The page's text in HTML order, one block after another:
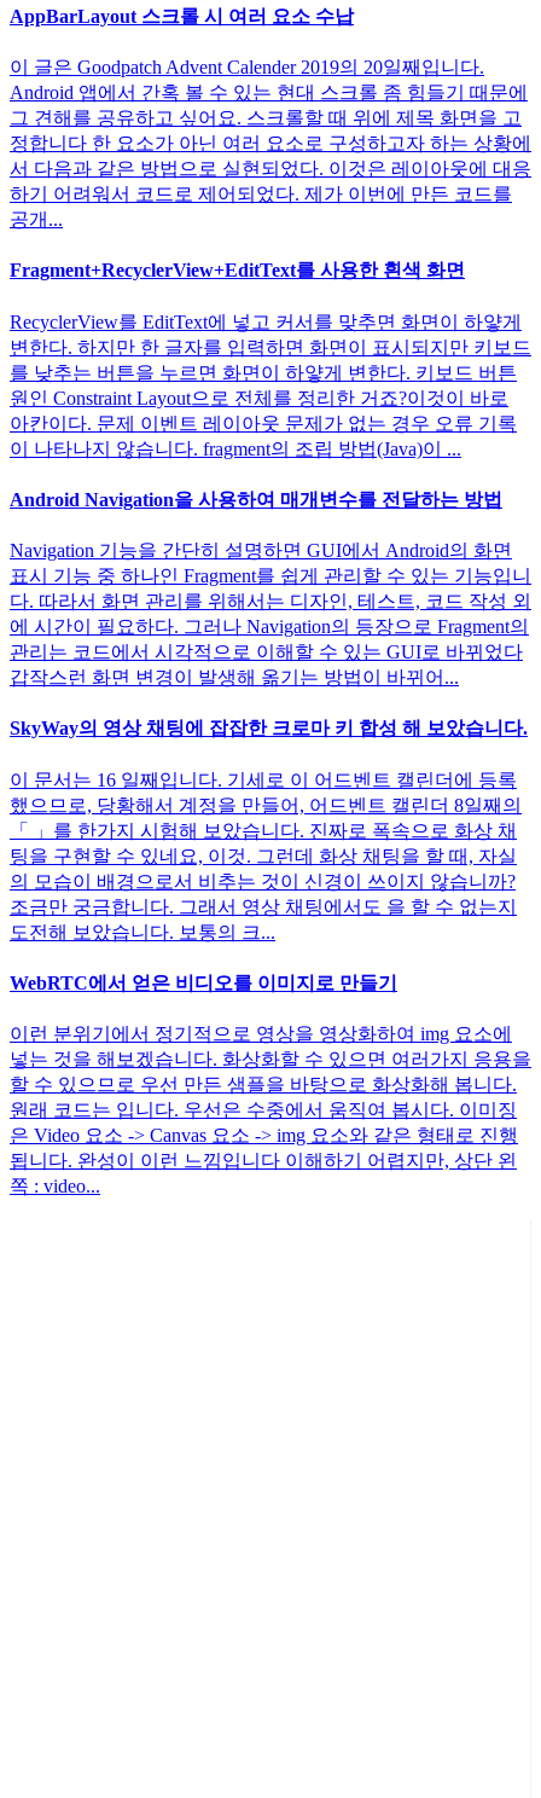
AppBarLayout 스크롤 시 여러 요소 수납
이 글은 Goodpatch Advent Calender 2019의 20일째입니다.
Android 앱에서 간혹 볼 수 있는 현대 스크롤 좀 힘들기 때문에
그 견해를 공유하고 싶어요. 스크롤할 때 위에 제목 화면을 고
정합니다 한 요소가 아닌 여러 요소로 구성하고자 하는 상황에
서 다음과 같은 방법으로 실현되었다. 이것은 레이아웃에 대응
하기 어려워서 코드로 제어되었다. 제가 이번에 만든 코드를
공개...
Fragment+RecyclerView+EditText를 사용한 흰색 화면
RecyclerView를 EditText에 넣고 커서를 맞추면 화면이 하얗게
변한다. 하지만 한 글자를 입력하면 화면이 표시되지만 키보드
를 낮추는 버튼을 누르면 화면이 하얗게 변한다. 키보드 버튼
원인 Constraint Layout으로 전체를 정리한 거죠?이것이 바로
아칸이다. 문제 이벤트 레이아웃 문제가 없는 경우 오류 기록
이 나타나지 않습니다. fragment의 조립 방법(Java)이 ...
Android Navigation을 사용하여 매개변수를 전달하는 방법
Navigation 기능을 간단히 설명하면 GUI에서 Android의 화면
표시 기능 중 하나인 Fragment를 쉽게 관리할 수 있는 기능입니
다. 따라서 화면 관리를 위해서는 디자인, 테스트, 코드 작성 외
에 시간이 필요하다. 그러나 Navigation의 등장으로 Fragment의
관리는 코드에서 시각적으로 이해할 수 있는 GUI로 바뀌었다
갑작스런 화면 변경이 발생해 옮기는 방법이 바뀌어...
SkyWay의 영상 채팅에 잡잡한 크로마 키 합성 해 보았습니다.
이 문서는 16 일째입니다. 기세로 이 어드벤트 캘린더에 등록
했으므로, 당황해서 계정을 만들어, 어드벤트 캘린더 8일째의
「 」를 한가지 시험해 보았습니다. 진짜로 폭속으로 화상 채
팅을 구현할 수 있네요, 이것. 그런데 화상 채팅을 할 때, 자실
의 모습이 배경으로서 비추는 것이 신경이 쓰이지 않습니까?
조금만 궁금합니다. 그래서 영상 채팅에서도 을 할 수 없는지
도전해 보았습니다. 보통의 크...
WebRTC에서 얻은 비디오를 이미지로 만들기
이런 분위기에서 정기적으로 영상을 영상화하여 img 요소에
넣는 것을 해보겠습니다. 화상화할 수 있으면 여러가지 응용을
할 수 있으므로 우선 만든 샘플을 바탕으로 화상화해 봅니다.
원래 코드는 입니다. 우선은 수중에서 움직여 봅시다. 이미징
은 Video 요소 -> Canvas 요소 -> img 요소와 같은 형태로 진행
됩니다. 완성이 이런 느낌입니다 이해하기 어렵지만, 상단 왼
쪽 : video...